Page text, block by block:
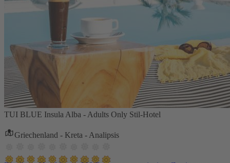
TUI BLUE Insula Alba - Adults Only Stil-Hotel
Griechenland - Kreta - Analipsis